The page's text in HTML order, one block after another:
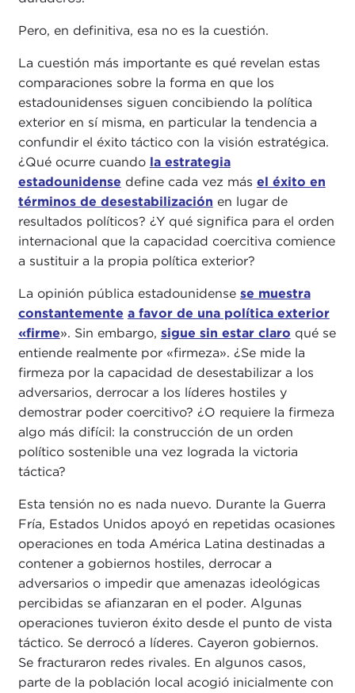
Pero, en definitiva, esa no es la cuestión.
La cuestión más importante es qué revelan estas
comparaciones sobre la forma en que los
estadounidenses siguen concibiendo la política
exterior en sí misma, en particular la tendencia a
confundir el éxito táctico con la visión estratégica.
¿Qué ocurre cuando la estrategia
estadounidense define cada vez más el éxito en
términos de desestabilización en lugar de
resultados políticos? ¿Y qué significa para el orden
internacional que la capacidad coercitiva comience
a sustituir a la propia política exterior?
La opinión pública estadounidense se muestra
constantemente a favor de una política exterior
«firme». Sin embargo, sigue sin estar claro qué se
entiende realmente por «firmeza». ¿Se mide la
firmeza por la capacidad de desestabilizar a los
adversarios, derrocar a los líderes hostiles y
demostrar poder coercitivo? ¿O requiere la firmeza
algo más difícil: la construcción de un orden
político sostenible una vez lograda la victoria
táctica?
Esta tensión no es nada nuevo. Durante la Guerra
Fría, Estados Unidos apoyó en repetidas ocasiones
operaciones en toda América Latina destinadas a
contener a gobiernos hostiles, derrocar a
adversarios o impedir que amenazas ideológicas
percibidas se afianzaran en el poder. Algunas
operaciones tuvieron éxito desde el punto de vista
táctico. Se derrocó a líderes. Cayeron gobiernos.
Se fracturaron redes rivales. En algunos casos,
parte de la población local acogió inicialmente con